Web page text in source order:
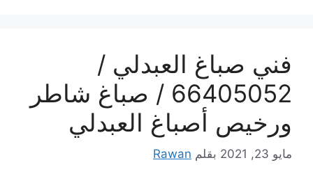
فني صباغ العبدلي /
66405052 / صباغ شاطر
ورخيص أصباغ العبدلي
مايو 23, 2021 بقلم Rawan